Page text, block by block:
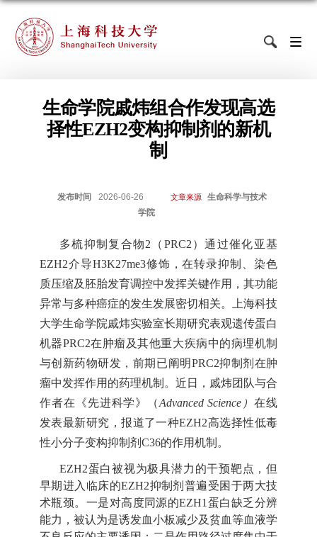
生命学院戚炜组合作发现高选
择性EZH2变构抑制剂的新机
制
发布时间 2026-06-26 文章来源
生命科学与技术
学院
多梳抑制复合物2（PRC2）通过催化亚基
EZH2介导H3K27me3修饰，在转录抑制、染色
质压缩及胚胎发育调控中发挥关键作用，其功能
异常与多种癌症的发生发展密切相关。上海科技
大学生命学院戚炜实验室长期研究表观遗传蛋白
机器PRC2在肿瘤及其他重大疾病中的病理机制
与创新药物研发，前期已阐明PRC2抑制剂在肿
瘤中发挥作用的药理机制。近日，戚炜团队与合
作者在《先进科学》（Advanced Science ）在线
发表最新研究，报道了一种EZH2高选择性低毒
性小分子变构抑制剂C36的作用机制。
EZH2蛋白被视为极具潜力的干预靶点，但
早期进入临床的EZH2抑制剂普遍受困于两大技
术瓶颈。一是对高度同源的EZH1蛋白缺乏分辨
能力，被认为是诱发血小板减少及贫血等血液学